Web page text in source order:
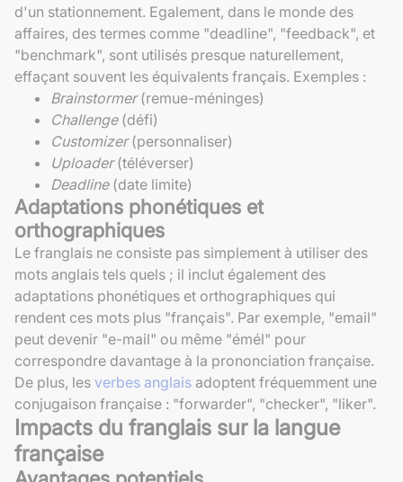
d'un stationnement. Egalement, dans le monde des
affaires, des termes comme "deadline", "feedback", et
"benchmark", sont utilisés presque naturellement,
effaçant souvent les équivalents français. Exemples :
Brainstormer(remue-méninges)
Challenge(défi)
Customizer(personnaliser)
Uploader(téléverser)
Deadline(date limite)
Adaptations phonétiques et
orthographiques
Le franglais ne consiste pas simplement à utiliser des
mots anglais tels quels ; il inclut également des
adaptations phonétiques et orthographiques qui
rendent ces mots plus "français". Par exemple, "email"
peut devenir "e-mail" ou même "émél" pour
correspondre davantage à la prononciation française.
De plus, les verbes anglais adoptent fréquemment une
conjugaison française : "forwarder", "checker", "liker".
Impacts du franglais sur la langue
française